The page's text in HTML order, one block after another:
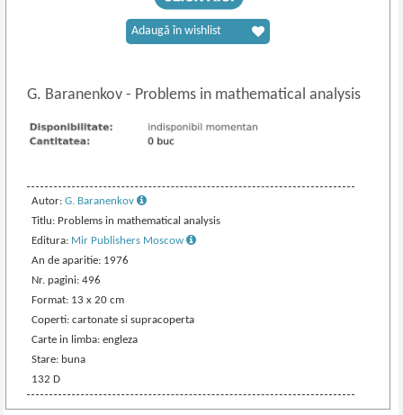
G. Baranenkov- Problems in mathematical analysis
Autor:G. Baranenkov
Titlu: Problems in mathematical analysis
Editura: Mir Publishers Moscow
An de aparitie: 1976
Nr. pagini: 496
Format: 13 x 20 cm
Coperti: cartonate si supracoperta
Carte in limba: engleza
Stare: buna
132 D
Adaugă în wishlist